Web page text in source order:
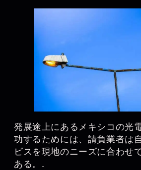
発展途上にあるメキシコの光
功するためには、請負業者は
ビスを現地のニーズに合わせ
ある。.